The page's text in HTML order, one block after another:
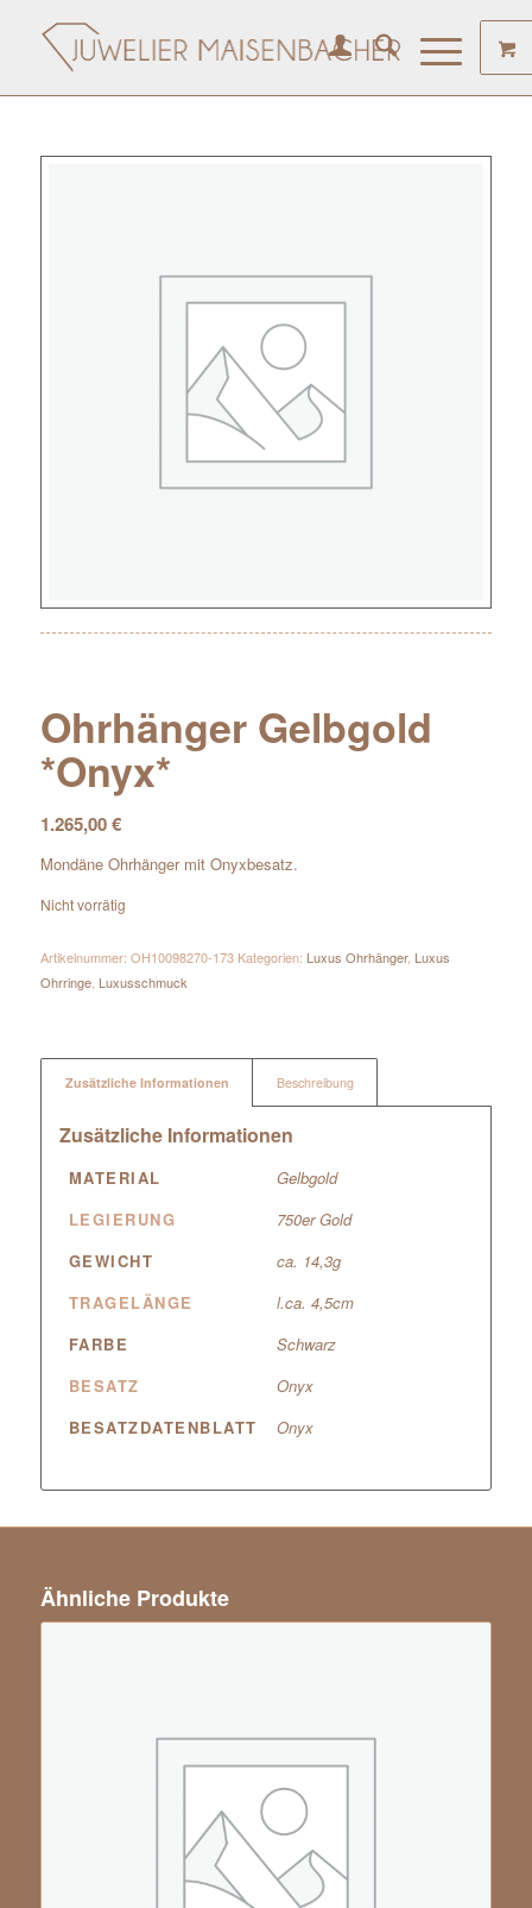
Ohrhänger Gelbgold
*Onyx*
1.265,00€
Mondäne Ohrhänger mit Onyxbesatz.
Nicht vorrätig
Artikelnummer: OH10098270-173 Kategorien: Luxus Ohrhänger, Luxus
Ohrringe, Luxusschmuck
Zusätzliche Informationen Beschreibung
Zusätzliche Informationen
MATERIAL
Gelbgold
LEGIERUNG
750er Gold
GEWICHT
ca. 14,3g
TRAGELÄNGE
l.ca. 4,5cm
FARBE
Schwarz
BESATZ
Onyx
BESATZDATENBLATT
Onyx
Ähnliche Produkte